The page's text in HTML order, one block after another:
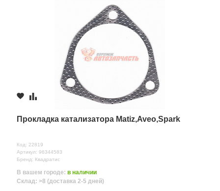
Отправляя форму вы соглашаетесь на
Прокладка катализатора Matiz,Aveo,Spark
Код: 22819
Артикул: 96344583
Бренд: Квадратис
В вашем городе: в наличии
Склад: >8 (доставка 2-5 дней)